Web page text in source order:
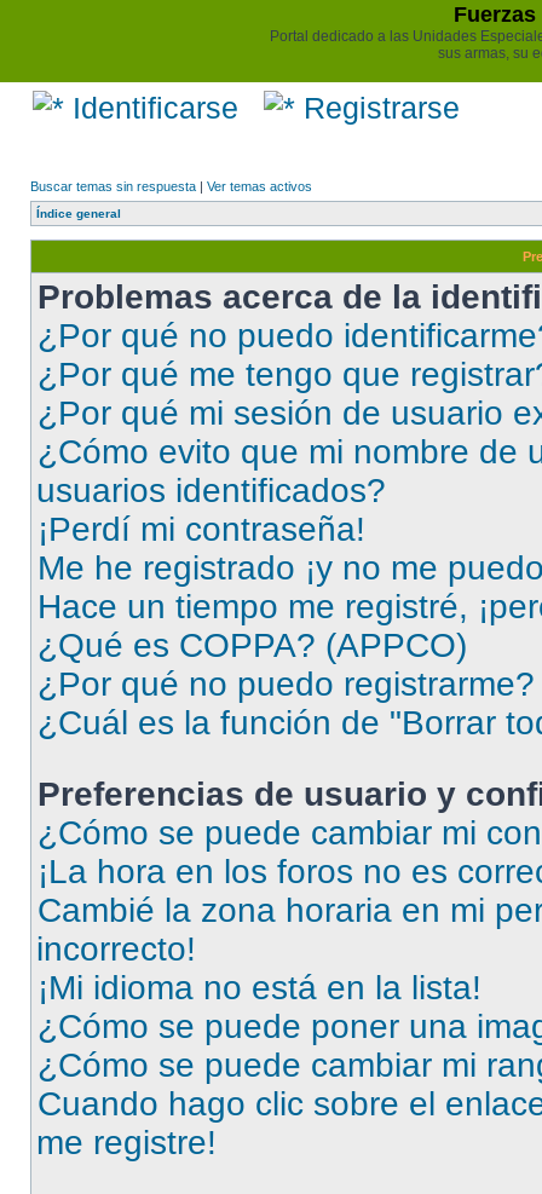
Portal dedicado a las Unidades
sus armas, su
Identificarse Registrarse
Buscar temas sin respuesta | Ver temas activos
Índice general
Problemas acerca de la
¿Por qué no puedo
¿Por qué me tengo que
¿Por qué mi sesión de usuario
¿Cómo evito que mi nombre de
usuarios identificados?
¡Perdí mi contraseña!
Me he registrado ¡y no me
Hace un tiempo me registré,
¿Qué es COPPA? (APPCO)
¿Por qué no puedo registrarme?
¿Cuál es la función de "Borrar
Preferencias de usuario y
¿Cómo se puede cambiar mi
¡La hora en los foros no es
Cambié la zona horaria en mi
incorrecto!
¡Mi idioma no está en la lista!
¿Cómo se puede poner una
¿Cómo se puede cambiar mi
Cuando hago clic sobre el
me registre!